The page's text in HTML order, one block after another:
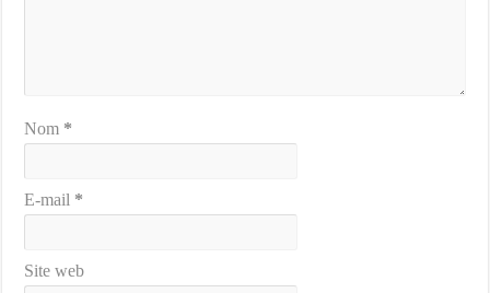
Nom *
E-mail *
Site web